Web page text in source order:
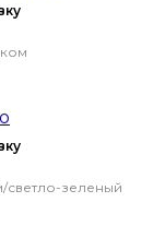
светло-зеленый